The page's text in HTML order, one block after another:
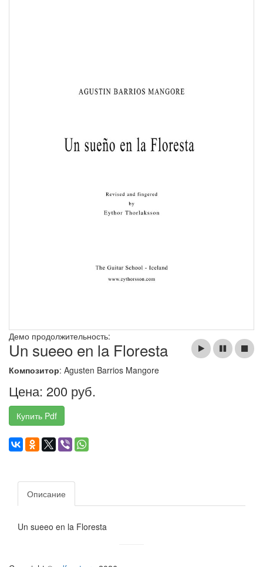
Демо продолжительность:
Un sueeo en la Floresta
Композитор: Agusten Barrios Mangore
Цена: 200 руб.
Купить Pdf
Описание
Un sueeo en la Floresta